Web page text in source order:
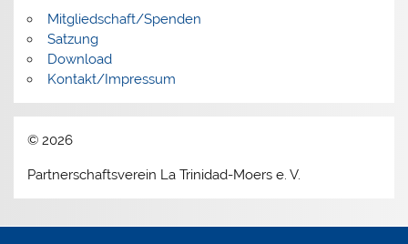
Mitgliedschaft/Spenden
Satzung
Download
Kontakt/Impressum
©2026
Partnerschaftsverein La Trinidad-Moers e. V.